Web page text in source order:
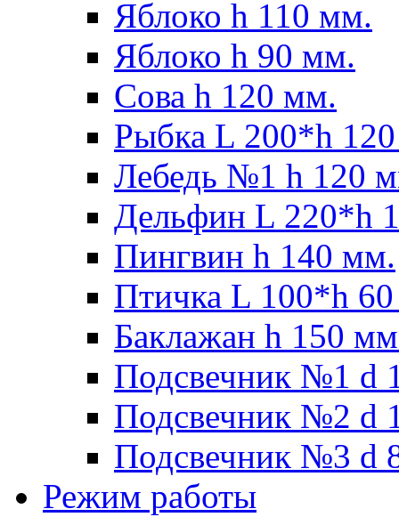
Яблоко h 110 мм.
Яблоко h 90 мм.
Сова h 120 мм.
Рыбка L 200*h
Лебедь №1 h 120
Дельфин L 220*h
Пингвин h 140 мм.
Птичка L 100*h
Баклажан h 150
Подсвечник №1 d
Подсвечник №2 d
Подсвечник №3 d
Режим работы